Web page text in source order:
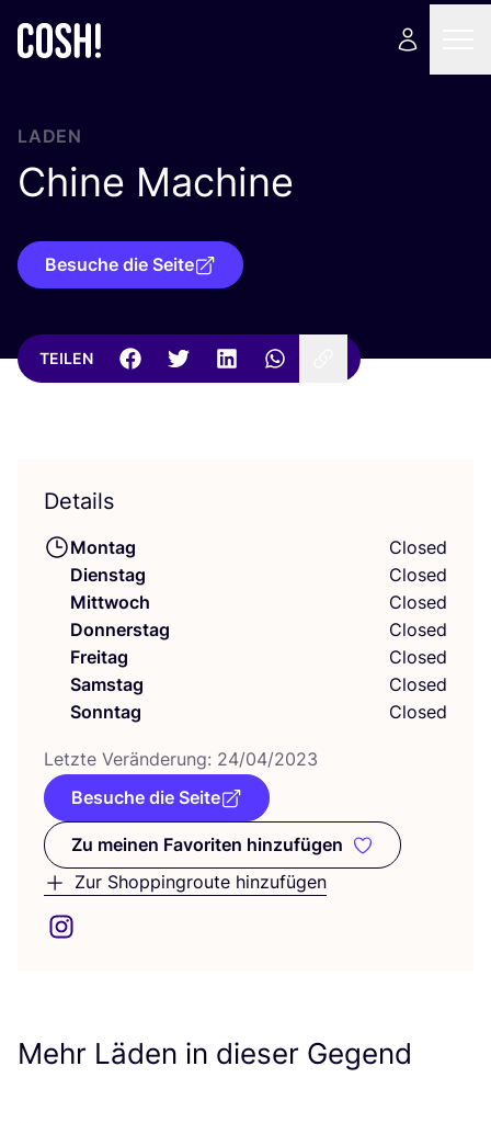
LADEN
Chine Machine
Besuche die Seite
TEILEN
Details
Montag
Closed
Dienstag
Closed
Mittwoch
Closed
Donnerstag
Closed
Freitag
Closed
Samstag
Closed
Sonntag
Closed
Letz­te Ver­än­de­rung: 24/04/2023
Besuche die Seite
Zu meinen Favoriten hinzufügen
Zu meinen Favoriten
Zur Shoppingroute hinzufügen
Mehr Läden in dieser Gegend